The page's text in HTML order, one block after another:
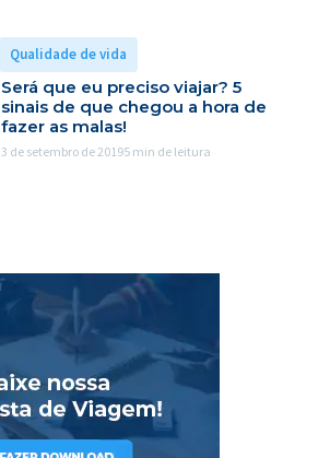
Qualidade de vida
Será que eu preciso viajar? 5
sinais de que chegou a hora de
fazer as malas!
3 de setembro de 20195 min de leitura